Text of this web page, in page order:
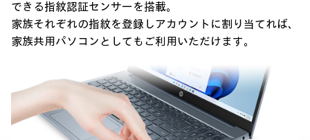
できる指紋認証センサーを搭載。
家族それぞれの指紋を登録しアカウントに割り当てれば、
家族共用パソコンとしてもご利用いただけます。